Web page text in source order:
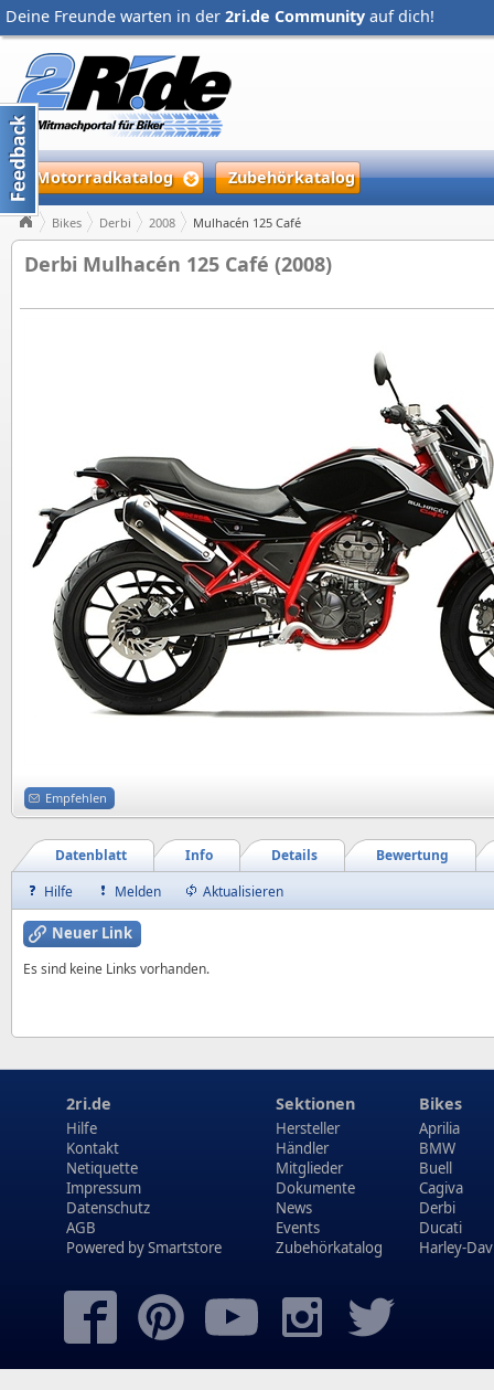
Deine Freunde warten in der 2ri.de Community auf dich!
Motorradkatalog Zubehörkatalog
Bikes Derbi 2008 Mulhacén 125 Café
Derbi Mulhacén 125 Café (2008)
Empfehlen
Bewertung
Details
Info
Datenblatt
Hilfe
Melden Aktualisieren
Neuer Link
Es sind keine Links vorhanden.
2ri.de
Hilfe
Kontakt
Netiquette
Impressum
Datenschutz
AGB
Powered bySmartstore
Sektionen
Hersteller
Händler
Mitglieder
Dokumente
News
Events
Zubehörkatalog
Bikes
Aprilia
BMW
Buell
Cagiva
Derbi
Ducati
Harley-